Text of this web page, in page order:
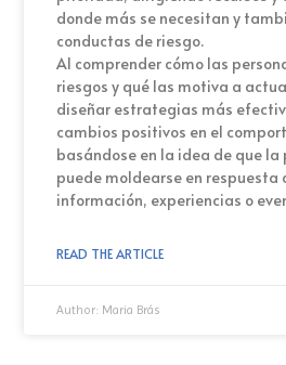
donde más se necesitan y
conductas de riesgo.
Al comprender cómo las
riesgos y qué las motiva a
diseñar estrategias más
cambios positivos en el
basándose en la idea de que
puede moldearse en respuesta
información, experiencias o
READ THE ARTICLE
Author: Maria Brás